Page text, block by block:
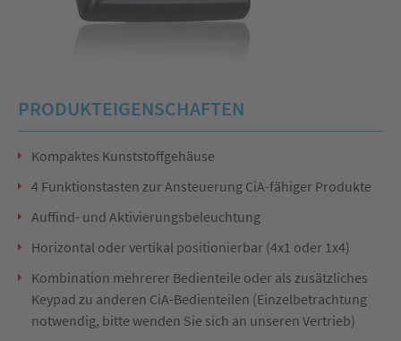
PRODUKTEIGENSCHAFTEN
Kompaktes Kunststoffgehäuse
4 Funktionstasten zur Ansteuerung CiA-fähiger Produkte
Auffind- und Aktivierungsbeleuchtung
Horizontal oder vertikal positionierbar (4x1 oder 1x4)
Kombination mehrerer Bedienteile oder als zusätzliches
Keypad zu anderen CiA-Bedienteilen (Einzelbetrachtung
notwendig, bitte wenden Sie sich an unseren Vertrieb)